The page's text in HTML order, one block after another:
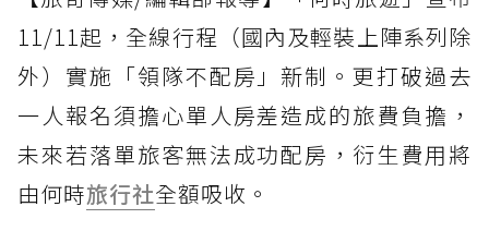
11/11起，全線行程（國內及輕裝上陣系列除
外）實施「領隊不配房」新制。更打破過去
一人報名須擔心單人房差造成的旅費負擔，
未來若落單旅客無法成功配房，衍生費用將
由何時旅行社全額吸收。